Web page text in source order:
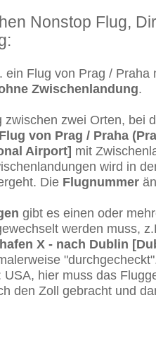
Nonstop Flug,
ein Flug von Prag /
Zwischenlandung.
zwischen zwei Orten, bei
Flug von Prag / Praha
Airport] mit
wird in
Die Flugnummer
gibt es einen oder
werden muss,
X - nach Dublin
hier muss das
den Zoll gebracht und